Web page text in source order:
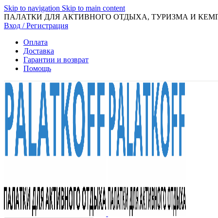
Skip to navigation Skip to main content
ПАЛАТКИ ДЛЯ АКТИВНОГО ОТДЫХА, ТУРИЗМА И
Вход / Регистрация
Оплата
Доставка
Гарантии и возврат
Помощь